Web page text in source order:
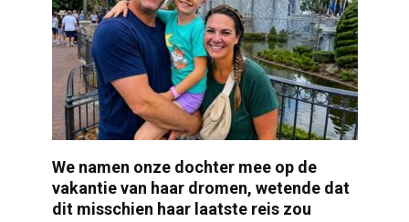
We namen onze dochter mee op de
vakantie van haar dromen, wetende dat
dit misschien haar laatste reis zou